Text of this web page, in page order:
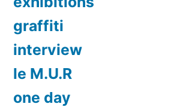
graffiti
interview
le M.U.R
one day